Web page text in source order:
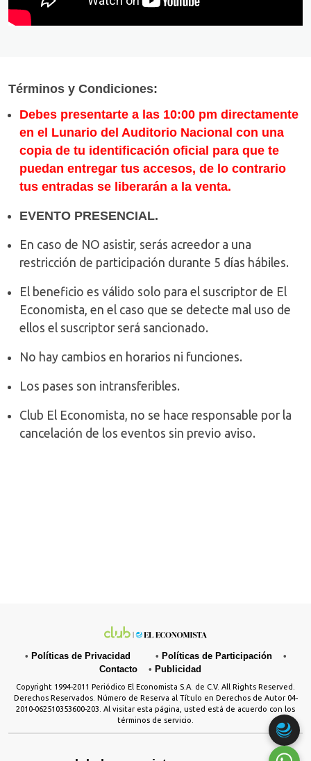
Términos y Condiciones:
Debes presentarte a las 10:00 pm directamente
en el Lunario del Auditorio Nacional con una
copia de tu identificación oficial para que te
puedan entregar tus accesos, de lo contrario
tus entradas se liberarán a la venta.
EVENTO PRESENCIAL.
En caso de NO asistir, serás acreedor a una
restricción de participación durante 5 días hábiles.
El beneficio es válido solo para el suscriptor de El
Economista, en el caso que se detecte mal uso de
ellos el suscriptor será sancionado.
No hay cambios en horarios ni funciones.
Los pases son intransferibles.
Club El Economista, no se hace responsable por la
cancelación de los eventos sin previo aviso.
• Políticas de Privacidad • Políticas de Participación•
Contacto• Publicidad
Copyright 1994-2011 Periódico El Economista S.A. de C.V. All Rights Reserved.
Derechos Reservados. Número de Reserva al Título en Derechos de Autor 04-
2010-062510353600-203. Al visitar esta página, usted está de acuerdo con los
términos de servicio.